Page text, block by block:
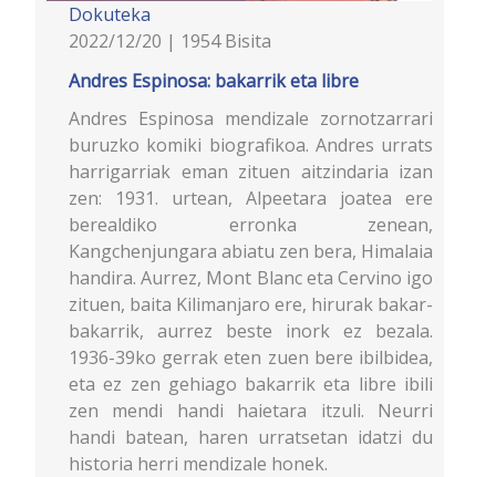
Dokuteka
2022/12/20 | 1954 Bisita
Andres Espinosa: bakarrik eta libre
Andres Espinosa mendizale zornotzarrari
buruzko komiki biografikoa. Andres urrats
harrigarriak eman zituen aitzindaria izan
zen: 1931. urtean, Alpeetara joatea ere
berealdiko erronka zenean,
Kangchenjungara abiatu zen bera, Himalaia
handira. Aurrez, Mont Blanc eta Cervino igo
zituen, baita Kilimanjaro ere, hirurak bakar-
bakarrik, aurrez beste inork ez bezala.
1936-39ko gerrak eten zuen bere ibilbidea,
eta ez zen gehiago bakarrik eta libre ibili
zen mendi handi haietara itzuli. Neurri
handi batean, haren urratsetan idatzi du
historia herri mendizale honek.